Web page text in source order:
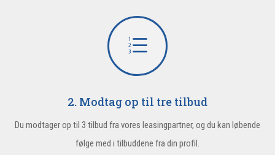
e
2. Modtag op til tre tilbud
Du modtager op til 3 tilbud fra vores leasingpartner, og du kan løbende
følge med i tilbuddene fra din profil.